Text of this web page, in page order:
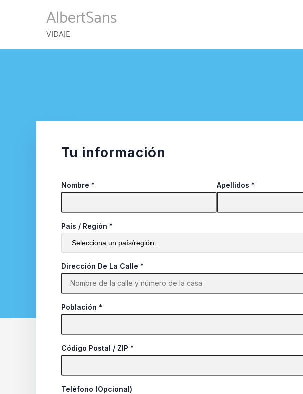
AlbertSans
VIDAJE
Tu información
Nombre * Apellidos*
País / Región *
Dirección De La Calle *
Población *
Código Postal / ZIP *
Teléfono (opcional)